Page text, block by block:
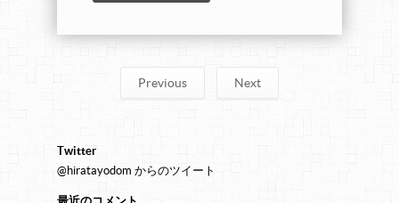
Previous Next
Twitter
@hiratayodom からのツイート